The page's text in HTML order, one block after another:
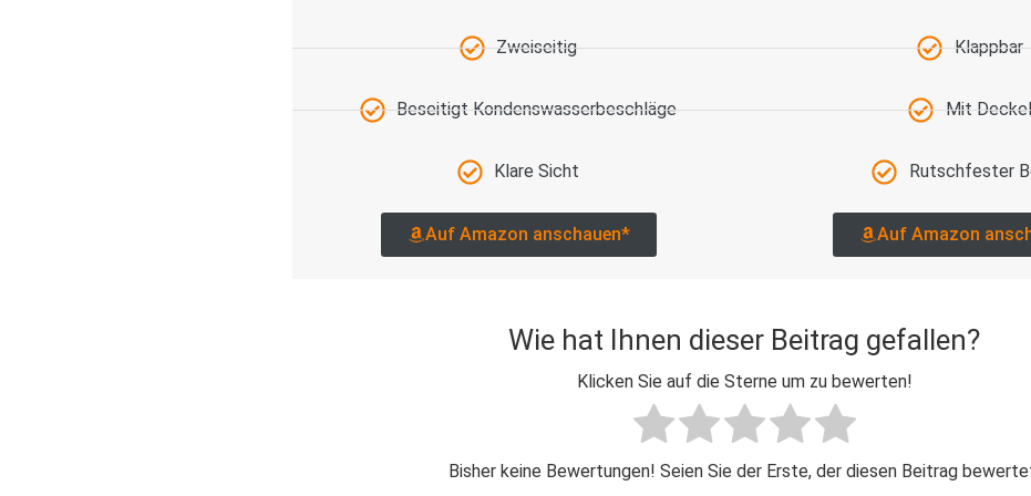
Zweiseitig
Beseitigt Kondenswasserbeschläge
Klare Sicht
Auf Amazon anschauen*
Klappbar
Mit Deckel
Rutschfester
Auf Amazon
Wie hat Ihnen dieser Beitrag gefallen?
Klicken Sie auf die Sterne um zu bewerten!
Bisher keine Bewertungen! Seien Sie der Erste, der diesen Beitrag